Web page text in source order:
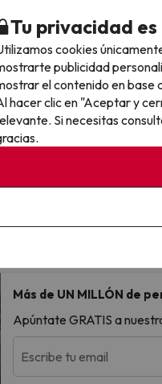
tienen la finalidad que
tener al carnet
Más de UN MILLÓN de
Apúntate GRATIS a
Escribe tu email
Tu privacidad
cookies
publicidad
el contenido en base
hacer clic en "Aceptar y
Si necesitas